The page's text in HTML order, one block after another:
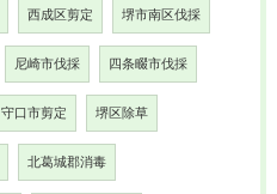
西成区剪定 堺市南区伐採
尼崎市伐採 四条畷市伐採
守口市剪定 堺区除草
北葛城郡消毒